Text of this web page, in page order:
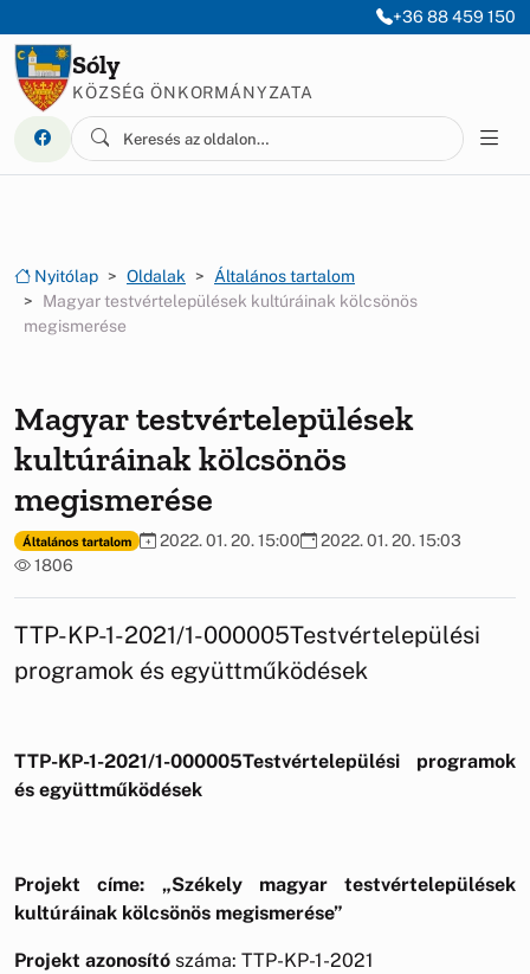
+36 88 459 150
Sóly
KÖZSÉG ÖNKORMÁNYZATA
Nyitólap Oldalak
Általános tartalom
Magyar testvértelepülések kultúráinak kölcsönös
megismerése
Magyar testvértelepülések
kultúráinak kölcsönös
megismerése
Általános tartalom 2022. 01. 20. 15:00
2022. 01. 20. 15:03
1806
TTP-KP-1-2021/1-000005Testvértelepülési
programok és együttműködések
TTP-KP-1-2021/1-000005Testvértelepülési programok
és együttműködések
Projekt címe: „Székely magyar testvértelepülések
kultúráinak kölcsönös megismerése”
Projekt azonosító száma: TTP-KP-1-2021